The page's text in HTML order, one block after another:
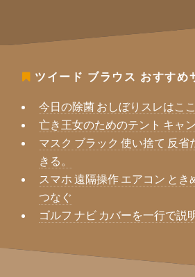
ツイード ブラウス おすすめ
今日の除菌 おしぼりスレはこ
亡き王女のためのテント キャ
マスク ブラック 使い捨て 反
きる。
スマホ 遠隔操作 エアコン とき
つなぐ
ゴルフ ナビ カバーを一行で説